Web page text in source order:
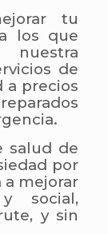
tu
los que
de
a precios
salud de
por
a mejorar
social,
y sin